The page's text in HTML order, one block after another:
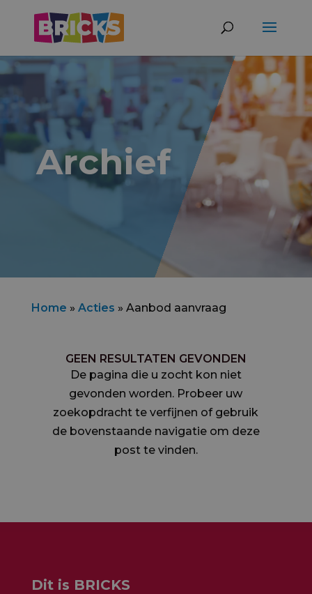
Archief
Home » Acties » Aanbod aanvraag
GEEN RESULTATEN GEVONDEN
De pagina die u zocht kon niet
gevonden worden. Probeer uw
zoekopdracht te verfijnen of gebruik
de bovenstaande navigatie om deze
post te vinden.
Dit is BRICKS